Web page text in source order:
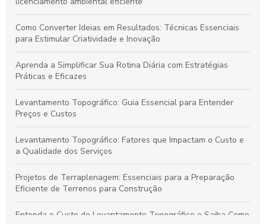
Como Converter Ideias em Resultados: Técnicas Essenciais
para Estimular Criatividade e Inovação
Aprenda a Simplificar Sua Rotina Diária com Estratégias
Práticas e Eficazes
Levantamento Topográfico: Guia Essencial para Entender
Preços e Custos
Levantamento Topográfico: Fatores que Impactam o Custo e
a Qualidade dos Serviços
Projetos de Terraplenagem: Essenciais para a Preparação
Eficiente de Terrenos para Construção
Entenda o Custo do Levantamento Topográfico e Saiba Como